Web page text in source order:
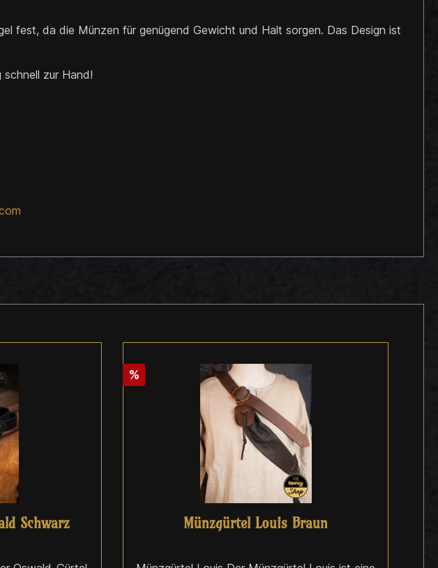
fest, da die Münzen für genügend Gewicht und Halt sorgen. Das Design ist
zur Hand!
Schwarz
%
Münzgürtel Louis Braun